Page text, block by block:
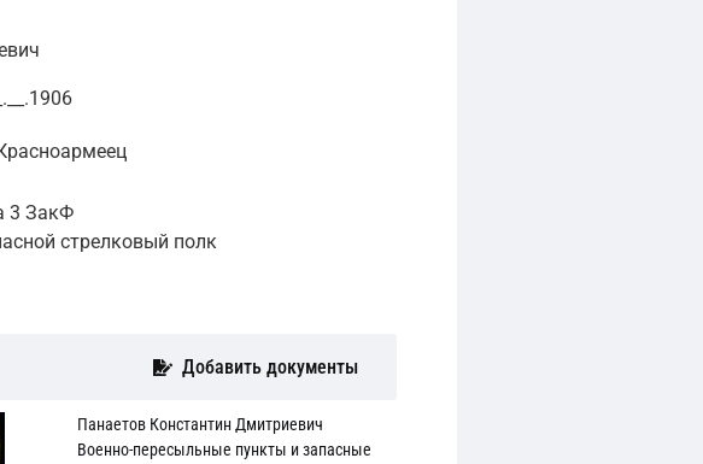
3 ЗакФ
стрелковый полк
Добавить документы
Панаетов Константин Дмитриевич
Военно-пересыльные пункты и запасные